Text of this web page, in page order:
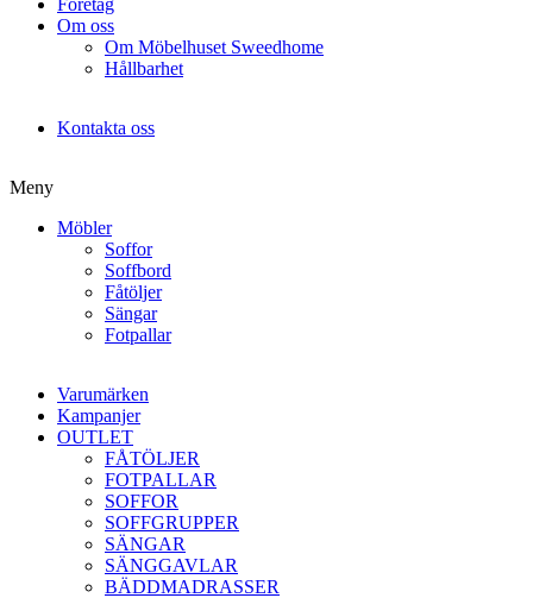
Företag
Om oss
Om Möbelhuset Sweedhome
Hållbarhet
Kontakta oss
Meny
Möbler
Soffor
Soffbord
Fåtöljer
Sängar
Fotpallar
Varumärken
Kampanjer
OUTLET
FÅTÖLJER
FOTPALLAR
SOFFOR
SOFFGRUPPER
SÄNGAR
SÄNGGAVLAR
BÄDDMADRASSER